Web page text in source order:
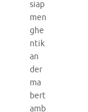
siap
men
ghe
ntik
an
der
ma
bert
amb